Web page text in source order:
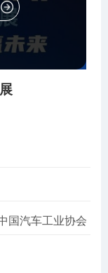
国汽车工业协会